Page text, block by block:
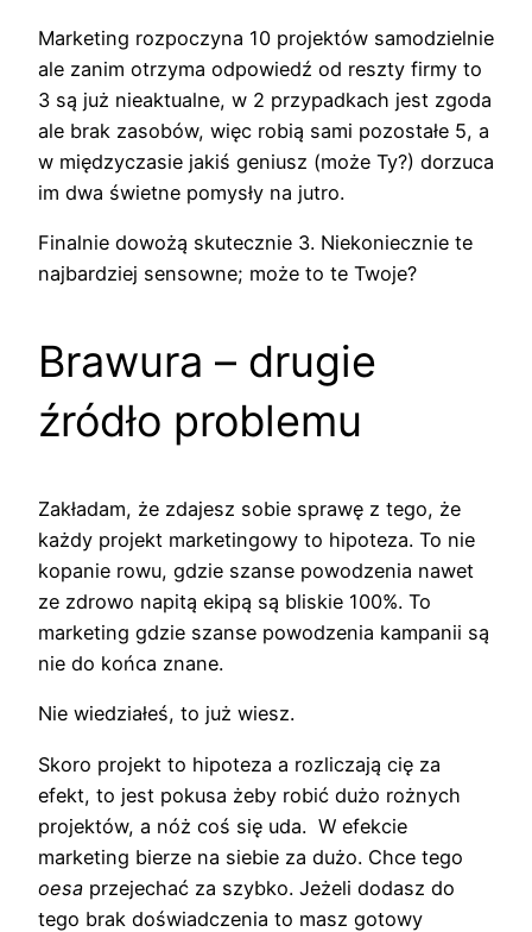
Marketing rozpoczyna 10 projektów samodzielnie
ale zanim otrzyma odpowiedź od reszty firmy to
3 są już nieaktualne, w 2 przypadkach jest zgoda
ale brak zasobów, więc robią sami pozostałe 5, a
w międzyczasie jakiś geniusz (może Ty?) dorzuca
im dwa świetne pomysły na jutro.
Finalnie dowożą skutecznie 3. Niekoniecznie te
najbardziej sensowne; może to te Twoje?
Brawura – drugie
źródło problemu
Zakładam, że zdajesz sobie sprawę z tego, że
każdy projekt marketingowy to hipoteza. To nie
kopanie rowu, gdzie szanse powodzenia nawet
ze zdrowo napitą ekipą są bliskie 100%. To
marketing gdzie szanse powodzenia kampanii są
nie do końca znane.
Nie wiedziałeś, to już wiesz.
Skoro projekt to hipoteza a rozliczają cię za
efekt, to jest pokusa żeby robić dużo rożnych
projektów, a nóż coś się uda. W efekcie
marketing bierze na siebie za dużo. Chce tego
oesa przejechać za szybko. Jeżeli dodasz do
tego brak doświadczenia to masz gotowy